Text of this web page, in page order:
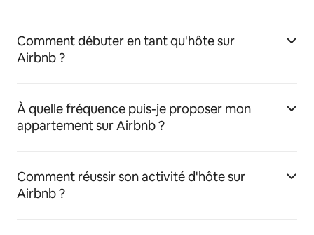
Comment débuter en tant qu'hôte sur
Airbnb ?
À quelle fréquence puis-je proposer mon
appartement sur Airbnb ?
Comment réussir son activité d'hôte sur
Airbnb ?